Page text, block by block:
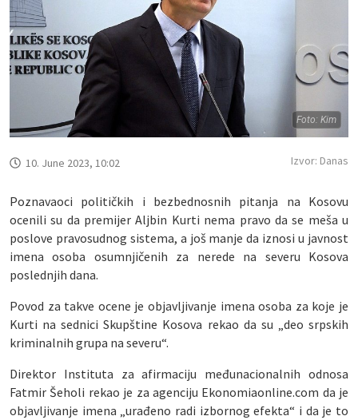
Foto: Kim
10. June 2023, 10:02 Izvor: Danas
Poznavaoci političkih i bezbednosnih pitanja na Kosovu
ocenili su da premijer Aljbin Kurti nema pravo da se meša u
poslove pravosudnog sistema, a još manje da iznosi u javnost
imena osoba osumnjičenih za nerede na severu Kosova
poslednjih dana.
Povod za takve ocene je objavljivanje imena osoba za koje je
Kurti na sednici Skupštine Kosova rekao da su „deo srpskih
kriminalnih grupa na severu“.
Direktor Instituta za afirmaciju međunacionalnih odnosa
Fatmir Šeholi rekao je za agenciju Ekonomiaonline.com da je
objavljivanje imena „urađeno radi izbornog efekta“ i da je to